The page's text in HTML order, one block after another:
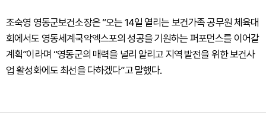
조숙영 영동군보건소장은 “오는 14일 열리는 보건가족 공무원 체육대
회에서도 영동세계국악엑스포의 성공을 기원하는 퍼포먼스를 이어갈
계획”이라며 “영동군의 매력을 널리 알리고 지역 발전을 위한 보건사
업 활성화에도 최선을 다하겠다”고 말했다.